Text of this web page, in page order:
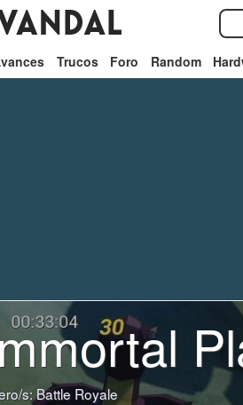
Trucos Foro Random
s:Battle Royale